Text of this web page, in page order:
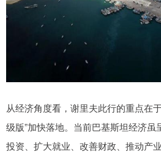
从经济角度看，谢里夫此行的重点在
级版”加快落地。当前巴基斯坦经济虽
投资、扩大就业、改善财政、推动产